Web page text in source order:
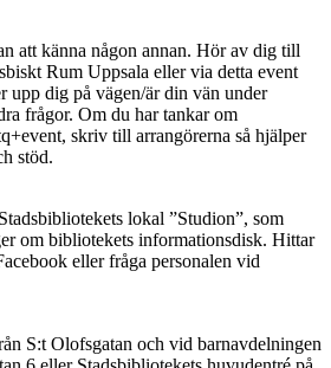
att känna någon annan. Hör av dig till
Rum Uppsala eller via detta event
upp dig på vägen/är din vän under
frågor. Om du har tankar om
skriv till arrangörerna så hjälper
stöd.
lokal ”Studion”, som
om bibliotekets informationsdisk. Hittar
eller fråga personalen vid
S:t Olofsgatan och vid barnavdelningen